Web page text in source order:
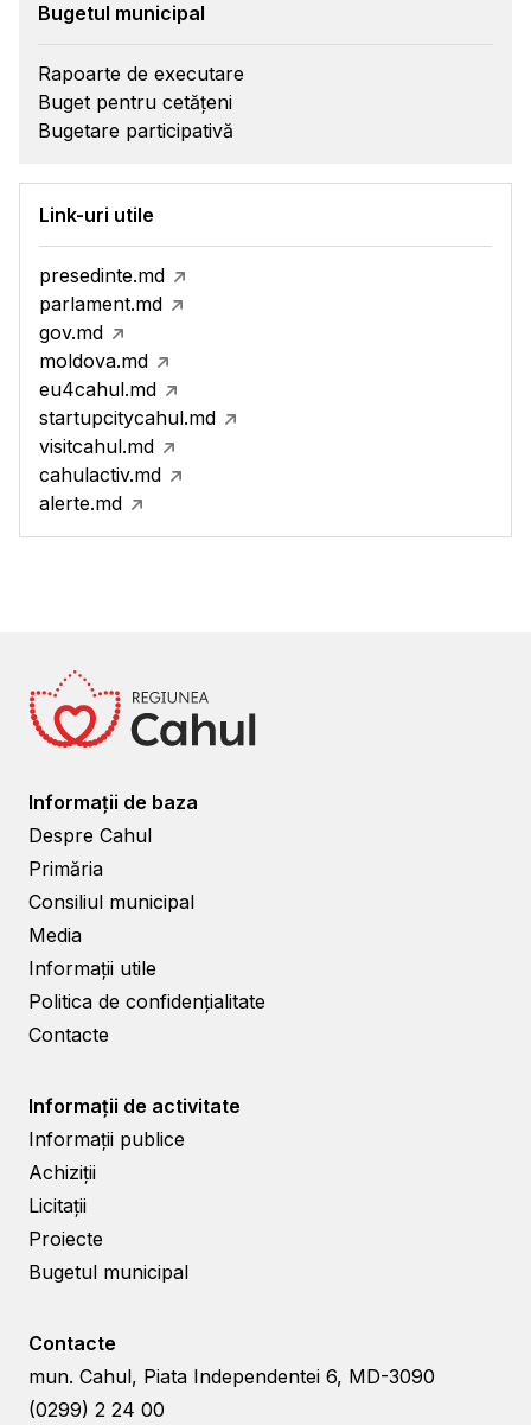
Bugetul municipal
Rapoarte de executare
Buget pentru cetățeni
Bugetare participativă
Link-uri utile
presedinte.md
parlament.md
gov.md
moldova.md
eu4cahul.md
startupcitycahul.md
visitcahul.md
cahulactiv.md
alerte.md
Informații de baza
Despre Cahul
Primăria
Consiliul municipal
Media
Informații utile
Politica de confidențialitate
Contacte
Informații de activitate
Informații publice
Achiziții
Licitații
Proiecte
Bugetul municipal
Contacte
mun. Cahul, Piata Independentei 6, MD-3090
(0299) 2 24 00